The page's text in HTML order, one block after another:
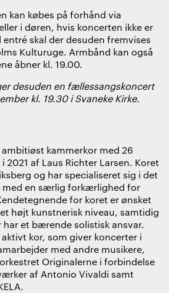
kan købes på forhånd via
i døren, hvis koncerten ikke er
skal der desuden fremvises
Kulturuge. Armbånd kan også
åbner kl. 19.00.
desuden en fællessangskoncert
kl. 19.30 i Svaneke Kirke.
ambitiøst kammerkor med 26
2021 af Laus Richter Larsen. Koret
og har specialiseret sig i det
med en særlig forkærlighed for
for koret er ønsket
højt kunstnerisk niveau, samtidig
har et bærende solistisk ansvar.
aktivt kor, som giver koncerter i
med andre musikere,
Originalerne i forbindelse
af Antonio Vivaldi samt